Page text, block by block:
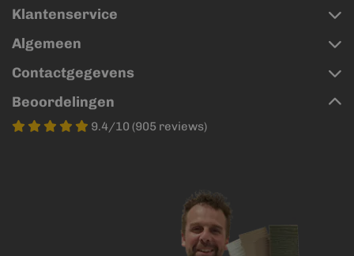
Klantenservice
Algemeen
Contactgegevens
Beoordelingen
9.4/10 (905 reviews)